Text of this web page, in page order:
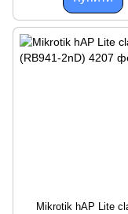
Mikrotik hAP Lite